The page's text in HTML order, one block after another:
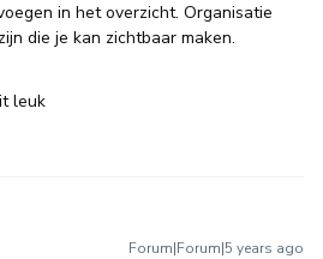
in het overzicht. Organisatie
die je kan zichtbaar maken.
leuk
Forum|Forum|5 years ago